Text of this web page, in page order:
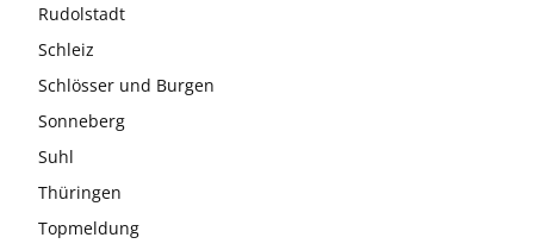
Rudolstadt
Schleiz
Schlösser und Burgen
Sonneberg
Suhl
Thüringen
Topmeldung